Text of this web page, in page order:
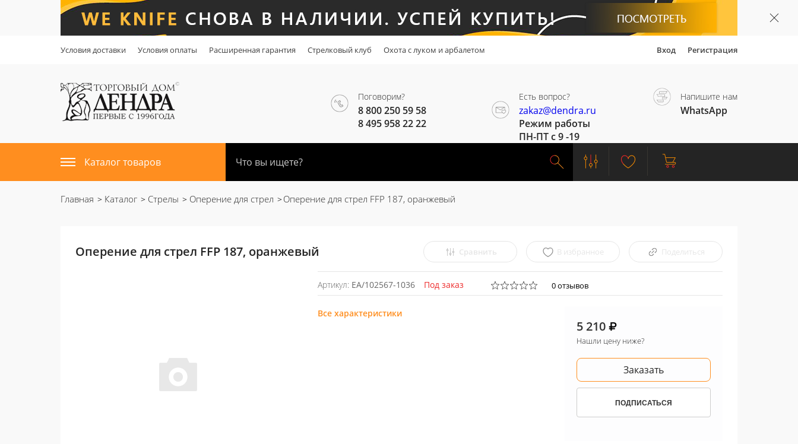
Условия доставки Условия оплаты Расширенная гарантия Стрелковый клуб Охота с луком и арбалетом Вход Регистрация
Поговорим?
8 800 250 59 58
8 495 958 22 22
Есть вопрос?
zakaz@dendra.ru
Режим работы
ПН-ПТ с 9 -19
Напишите нам
WhatsApp
Каталог товаров
Главная Каталог Стрелы Оперение для стрел Оперение для стрел FFP 187, оранжевый
Оперение для стрел FFP 187, оранжевый Сравнить В избранное Поделиться
Артикул: EA/102567-1036 Под заказ 0 отзывов
Все характеристики
5 210
Нашли цену ниже?
Заказать
ПОДПИСАТЬСЯ